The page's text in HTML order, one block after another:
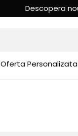
Descopera
Oferta Personalizata